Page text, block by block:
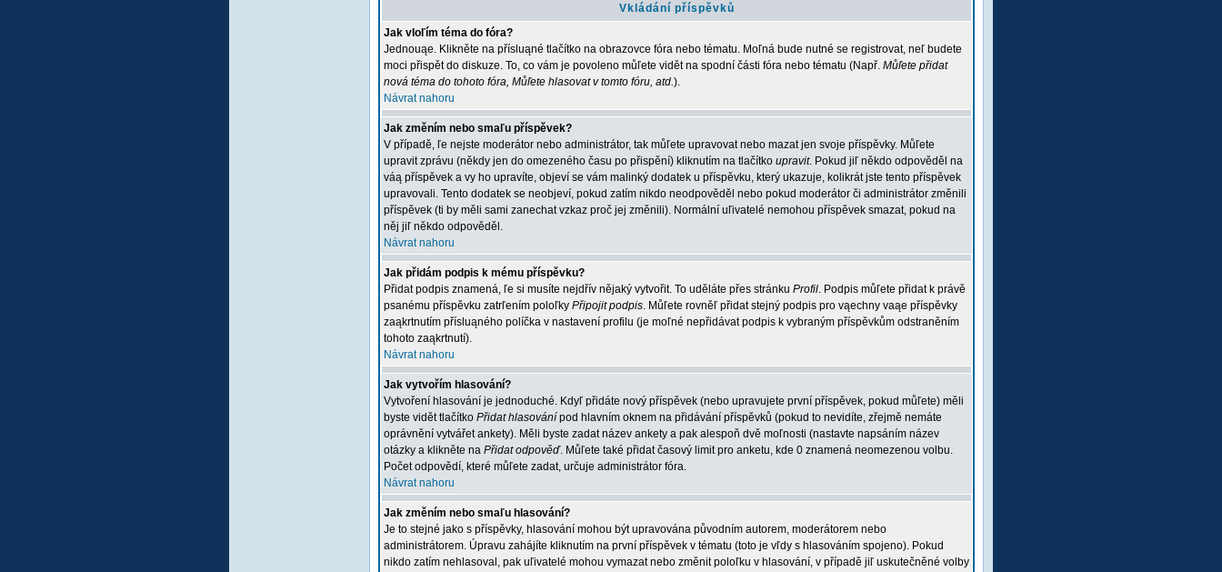
Vkládání příspěvků
Jak vloľím téma do fóra?
Jednouąe. Klikněte na přísluąné tlačítko na obrazovce fóra nebo tématu. Moľná bude nutné se registrovat, neľ budete
moci přispět do diskuze. To, co vám je povoleno můľete vidět na spodní části fóra nebo tématu (Např. Můľete přidat
nová téma do tohoto fóra, Můľete hlasovat v tomto fóru, atd.).
Návrat nahoru
Jak změním nebo smaľu příspěvek?
V případě, ľe nejste moderátor nebo administrátor, tak můľete upravovat nebo mazat jen svoje příspěvky. Můľete
upravit zprávu (někdy jen do omezeného času po přispění) kliknutím na tlačítko upravit. Pokud jiľ někdo odpověděl na
váą příspěvek a vy ho upravíte, objeví se vám malinký dodatek u příspěvku, který ukazuje, kolikrát jste tento příspěvek
upravovali. Tento dodatek se neobjeví, pokud zatím nikdo neodpověděl nebo pokud moderátor či administrátor změnili
příspěvek (ti by měli sami zanechat vzkaz proč jej změnili). Normální uľivatelé nemohou příspěvek smazat, pokud na
něj jiľ někdo odpověděl.
Návrat nahoru
Jak přidám podpis k mému příspěvku?
Přidat podpis znamená, ľe si musíte nejdřív nějaký vytvořit. To uděláte přes stránku Profil. Podpis můľete přidat k právě
psanému příspěvku zatrľením poloľky Připojit podpis. Můľete rovněľ přidat stejný podpis pro vąechny vaąe příspěvky
zaąkrtnutím přísluąného políčka v nastavení profilu (je moľné nepřidávat podpis k vybraným příspěvkům odstraněním
tohoto zaąkrtnutí).
Návrat nahoru
Jak vytvořím hlasování?
Vytvoření hlasování je jednoduché. Kdyľ přidáte nový příspěvek (nebo upravujete první příspěvek, pokud můľete) měli
byste vidět tlačítko Přidat hlasování pod hlavním oknem na přidávání příspěvků (pokud to nevidíte, zřejmě nemáte
oprávnění vytvářet ankety). Měli byste zadat název ankety a pak alespoň dvě moľnosti (nastavte napsáním název
otázky a klikněte na Přidat odpověď. Můľete také přidat časový limit pro anketu, kde 0 znamená neomezenou volbu.
Počet odpovědí, které můľete zadat, určuje administrátor fóra.
Návrat nahoru
Jak změním nebo smaľu hlasování?
Je to stejné jako s příspěvky, hlasování mohou být upravována původním autorem, moderátorem nebo
administrátorem. Úpravu zahájíte kliknutím na první příspěvek v tématu (toto je vľdy s hlasováním spojeno). Pokud
nikdo zatím nehlasoval, pak uľivatelé mohou vymazat nebo změnit poloľku v hlasování, v případě jiľ uskutečněné volby